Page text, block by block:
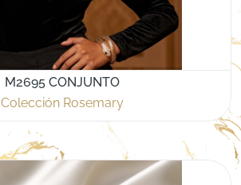
M2695 CONJUNTO
Colección Rosemary